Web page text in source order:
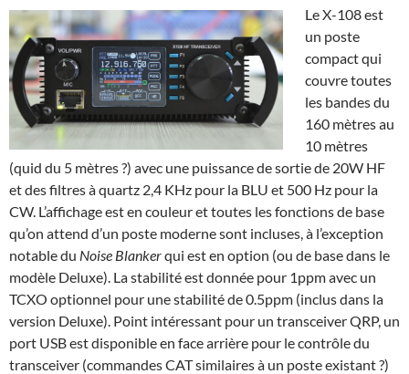
Le X-108 est
un poste
compact qui
couvre toutes
les bandes du
160 mètres au
10 mètres
(quid du 5 mètres ?) avec une puissance de sortie de 20W HF
et des filtres à quartz 2,4 KHz pour la BLU et 500 Hz pour la
CW. L’affichage est en couleur et toutes les fonctions de base
qu’on attend d’un poste moderne sont incluses, à l’exception
notable du Noise Blankerqui est en option (ou de base dans le
modèle Deluxe). La stabilité est donnée pour 1ppm avec un
TCXO optionnel pour une stabilité de 0.5ppm (inclus dans la
version Deluxe). Point intéressant pour un transceiver QRP, un
port USB est disponible en face arrière pour le contrôle du
transceiver (commandes CAT similaires à un poste existant ?)